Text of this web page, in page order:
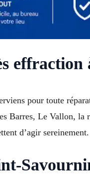
pour toute
Barres, Le Vallon, la
d’agir